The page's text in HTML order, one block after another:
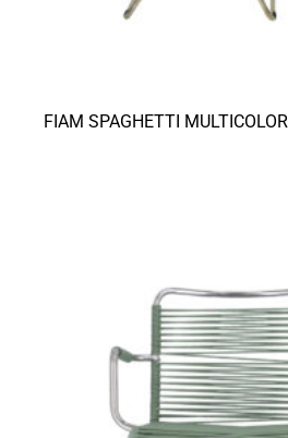
FIAM SPAGHETTI MULTICOLOR